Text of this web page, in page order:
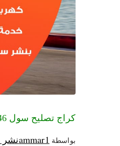
كراج تصليح سول 98080146‬ كراج صيانة سيارات سول الكويت
بواسطة ammar1